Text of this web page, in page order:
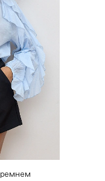
40-42
42-44
44-46
46-48
48-50